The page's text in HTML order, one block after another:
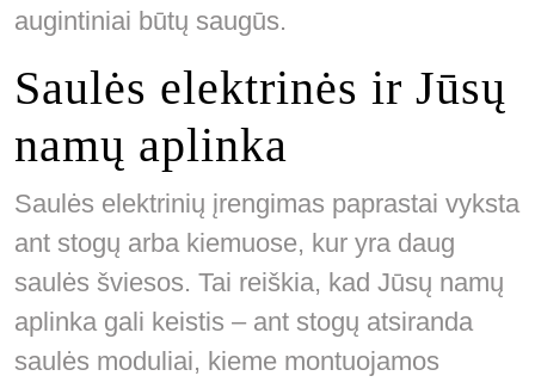
augintiniai būtų saugūs.
Saulės elektrinės ir Jūsų
namų aplinka
Saulės elektrinių įrengimas paprastai vyksta
ant stogų arba kiemuose, kur yra daug
saulės šviesos. Tai reiškia, kad Jūsų namų
aplinka gali keistis – ant stogų atsiranda
saulės moduliai, kieme montuojamos